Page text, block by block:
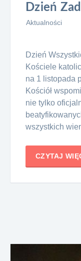
Dzień
Aktualności
Dzień
Kościele
na 1 listopada
Kościół
nie tylko
wszystkich
CZYTAJ